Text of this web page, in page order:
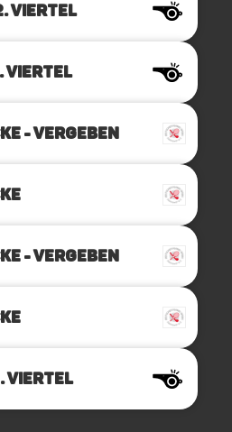
Viertel
Viertel
- VERGEBEN
- VERGEBEN
Viertel